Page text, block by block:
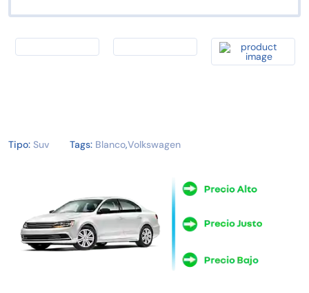
Tipo: Suv Tags: Blanco,Volkswagen